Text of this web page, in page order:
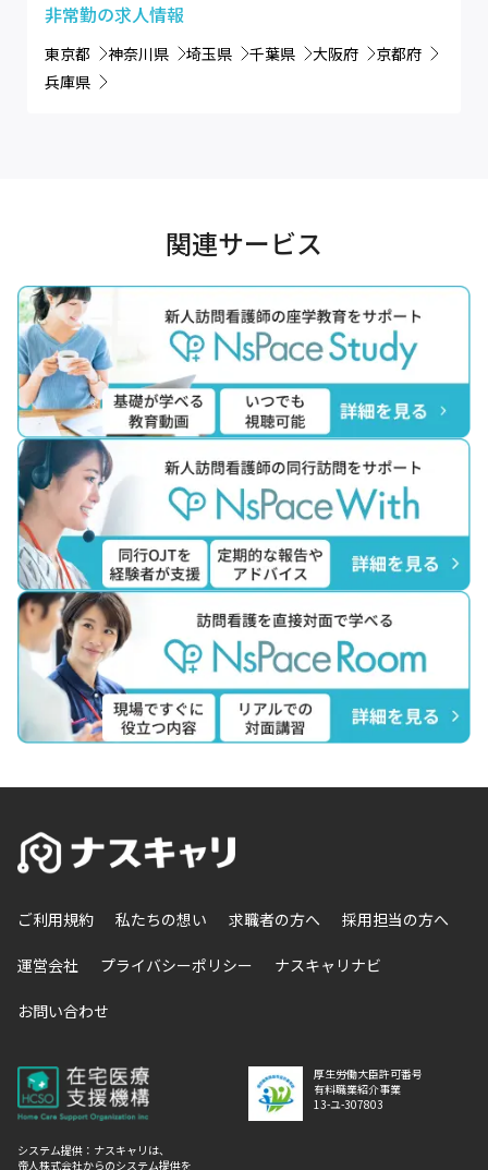
非常勤の求人情報
東京都 神奈川県 埼玉県 千葉県 大阪府
京都府
兵庫県
関連サービス
ご利用規約 私たちの想い 求職者の方へ 採用担当の方へ
運営会社 プライバシーポリシー ナスキャリナビ
お問い合わせ
厚生労働大臣許可番号
有料職業紹介事業
13-ユ-307803
システム提供：ナスキャリは、
帝人株式会社からのシステム提供を